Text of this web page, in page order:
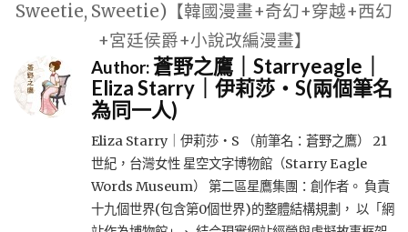
Sweetie, Sweetie)【韓國漫畫+奇幻+穿越+西幻
+宮廷侯爵+小說改編漫畫】
Author:蒼野之鷹｜Starryeagle｜
Eliza Starry｜伊莉莎・S(兩個筆名
為同一人)
Eliza Starry｜伊莉莎・S （前筆名：蒼野之鷹） 21
世紀，台灣女性 星空文字博物館（Starry Eagle
Words Museum） 第二區星鷹集團：創作者。 負責
十九個世界(包含第0個世界)的整體結構規劃， 以「網